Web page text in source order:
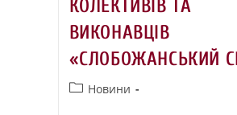
КОЛЕКТИВІВ ТА
ВИКОНАВЦІВ
«СЛОБОЖАНСЬКИЙ
Новини